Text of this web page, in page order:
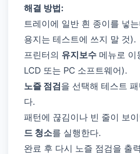
해결 방법:
트레이에 일반 흰 종이를 넣
용지는 테스트에 쓰지 말 것).
프린터의 유지보수 메뉴로 이
LCD 또는 PC 소프트웨어).
노즐 점검 을 선택해 테스트
다.
패턴에 끊김이나 빈 줄이 보이
드 청소를 실행한다.
완료 후 다시 노즐 점검을 출